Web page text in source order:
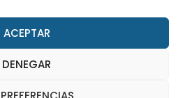
ACEPTAR
DENEGAR